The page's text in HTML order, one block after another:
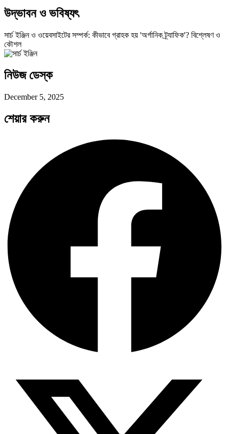
উদ্ভাবন ও ভবিষ্যৎ
সার্চ ইঞ্জিন ও ওয়েবসাইটের সম্পর্ক: কীভাবে গ্রাহক হয় 'অর্গানিক ট্র্যাফিক'? বিশ্লেষণ ও
কৌশল
নিউজ ডেস্ক
December 5, 2025
শেয়ার করুন